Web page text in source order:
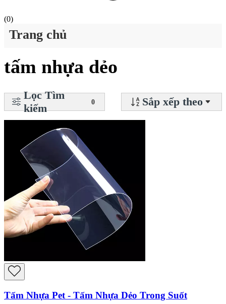
(0)
Trang chủ
tấm nhựa dẻo
Lọc Tìm
kiếm
0 Sắp xếp theo
Tấm Nhựa Pet - Tấm Nhựa Dẻo Trong Suốt